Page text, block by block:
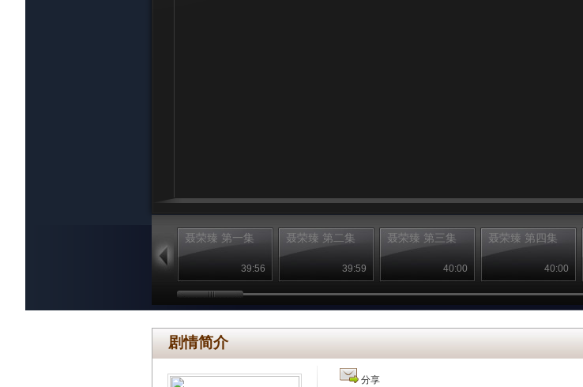
聂荣臻 第一集
39:56
聂荣臻 第二集
39:59
聂荣臻 第三集
40:00
聂荣臻 第四集
40:00
剧情简介
分享